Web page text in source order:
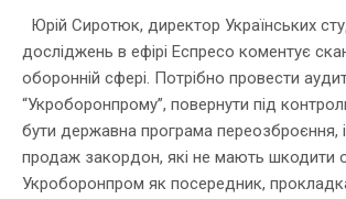
Юрій Сиротюк, директор Українських
досліджень в ефірі Еспресо коментує
оборонній сфері. Потрібно провести
“Укроборонпрому”, повернути під
бути державна програма переозброєння,
продаж закордон, які не мають шкодити
Укроборонпром як посередник,